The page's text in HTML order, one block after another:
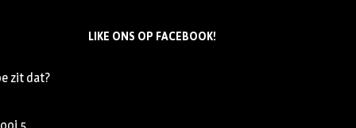
zit dat?
LIKE ONS OP FACEBOOK!